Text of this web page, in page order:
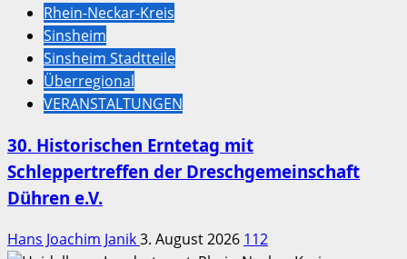
Rhein-Neckar-Kreis
Sinsheim
Sinsheim Stadtteile
Überregional
VERANSTALTUNGEN
30. Historischen Erntetag mit
Schleppertreffen der Dreschgemeinschaft
Dühren e.V.
Hans Joachim Janik3. August 2026 112